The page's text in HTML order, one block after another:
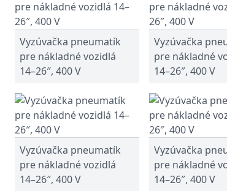
Vyzúvačka pneumatík
pre nákladné vozidlá
14–26″, 400 V
Vyzúvačka
pre nákladné
14–26″, 400 V
Vyzúvačka pneumatík
pre nákladné vozidlá
14–26″, 400 V
Vyzúvačka
pre nákladné
14–26″, 400 V